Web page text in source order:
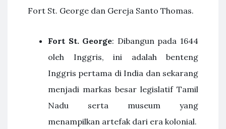
Fort St. George dan Gereja Santo Thomas.
Fort St. George: Dibangun pada 1644
oleh Inggris, ini adalah benteng
Inggris pertama di India dan sekarang
menjadi markas besar legislatif Tamil
Nadu serta museum yang
menampilkan artefak dari era kolonial.